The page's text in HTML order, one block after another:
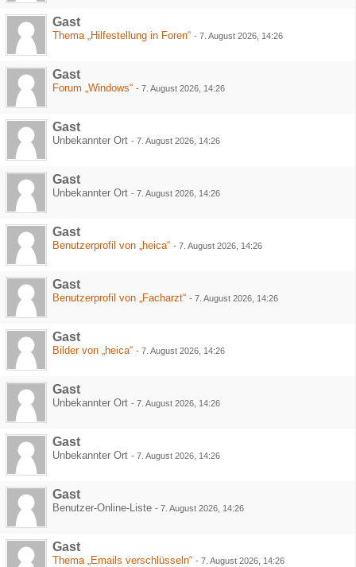
Gast
Thema „Hilfestellung in Foren“ - 7. August 2026, 14:26
Gast
Forum „Windows“ - 7. August 2026, 14:26
Gast
Unbekannter Ort - 7. August 2026, 14:26
Gast
Unbekannter Ort - 7. August 2026, 14:26
Gast
Benutzerprofil von „heica“ - 7. August 2026, 14:26
Gast
Benutzerprofil von „Facharzt“ - 7. August 2026, 14:26
Gast
Bilder von „heica“ - 7. August 2026, 14:26
Gast
Unbekannter Ort - 7. August 2026, 14:26
Gast
Unbekannter Ort - 7. August 2026, 14:26
Gast
Benutzer-Online-Liste - 7. August 2026, 14:26
Gast
Thema „Emails verschlüsseln“ - 7. August 2026, 14:26